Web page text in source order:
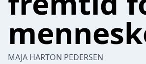
MAJA HARTON PEDERSEN